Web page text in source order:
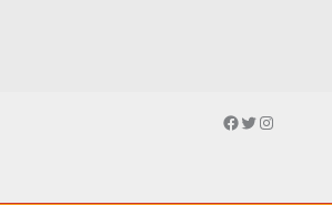
Facebook
Twitter